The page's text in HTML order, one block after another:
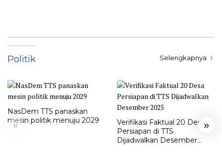
Politik Selengkapnya
« »
NasDem TTS panaskan
mesin politik menuju 2029
Verifikasi Faktual 20 Desa
Persiapan di TTS
Dijadwalkan Desember